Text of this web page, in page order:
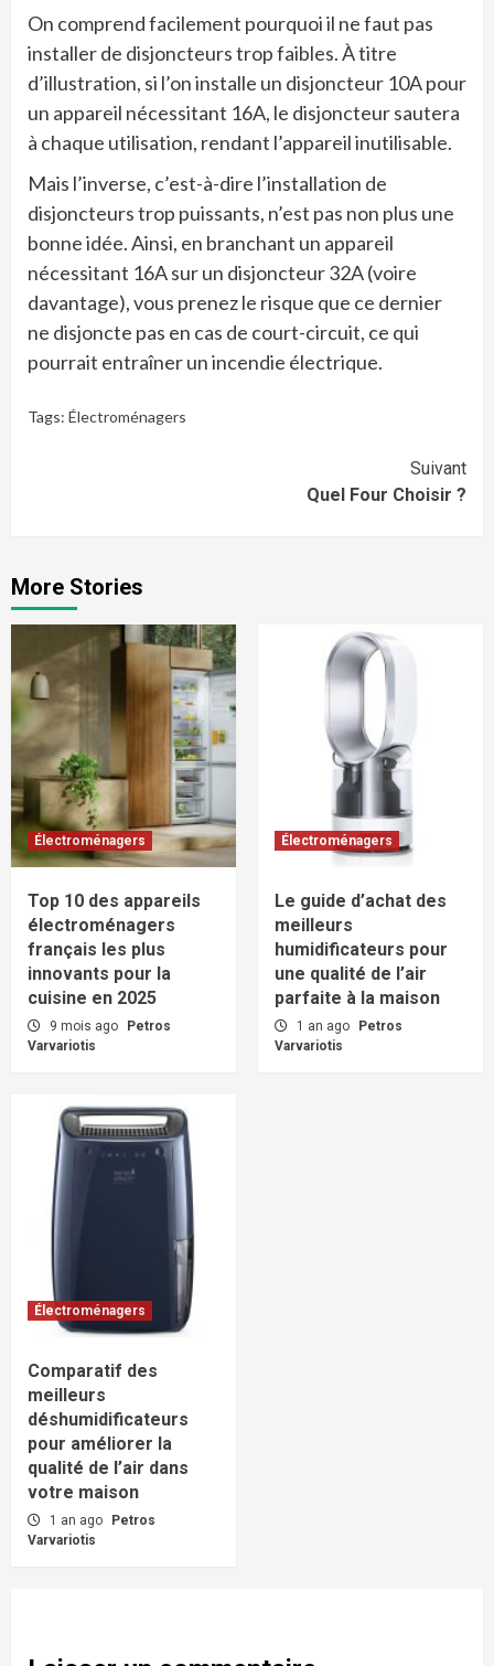
On comprend facilement pourquoi il ne faut pas
installer de disjoncteurs trop faibles. À titre
d’illustration, si l’on installe un disjoncteur 10A pour
un appareil nécessitant 16A, le disjoncteur sautera
à chaque utilisation, rendant l’appareil inutilisable.
Mais l’inverse, c’est-à-dire l’installation de
disjoncteurs trop puissants, n’est pas non plus une
bonne idée. Ainsi, en branchant un appareil
nécessitant 16A sur un disjoncteur 32A (voire
davantage), vous prenez le risque que ce dernier
ne disjoncte pas en cas de court-circuit, ce qui
pourrait entraîner un incendie électrique.
Tags: Électroménagers
Suivant
Quel Four Choisir ?
More Stories
Électroménagers
Top 10 des appareils
électroménagers
français les plus
innovants pour la
cuisine en 2025
9 mois ago
Petros
Varvariotis
Électroménagers
Le guide d’achat des
meilleurs
humidificateurs pour
une qualité de l’air
parfaite à la maison
1 an ago
Petros
Varvariotis
Électroménagers
Comparatif des
meilleurs
déshumidificateurs
pour améliorer la
qualité de l’air dans
votre maison
1 an ago
Petros
Varvariotis